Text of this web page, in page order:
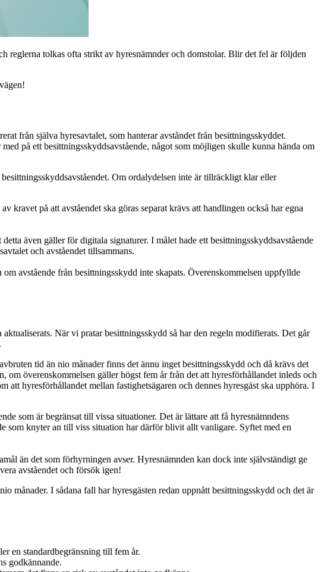
reglerna tolkas ofta strikt av hyresnämnder och domstolar. Blir det fel är följden
från själva hyresavtalet, som hanterar avståndet från besittningsskyddet.
på ett besittningsskyddsavstående, något som möjligen skulle kunna hända om
Om ordalydelsen inte är tillräckligt klar eller
kravet på att avståendet ska göras separat krävs att handlingen också har egna
även gäller för digitala signaturer. I målet hade ett besittningsskyddsavstående
och avståendet tillsammans.
avstående från besittningsskydd inte skapats. Överenskommelsen uppfyllde
När vi pratar besittningsskydd så har den regeln modifierats. Det går
tid än nio månader finns det ännu inget besittningsskydd och då krävs det
överenskommelsen gäller högst fem år från det att hyresförhållandet inleds och
att hyresförhållandet mellan fastighetsägaren och dennes hyresgäst ska upphöra. I
som är begränsat till vissa situationer. Det är lättare att få hyresnämndens
som knyter an till viss situation har därför blivit allt vanligare. Syftet med en
än det som förhyrningen avser. Hyresnämnden kan dock inte självständigt ge
avståendet och försök igen!
månader. I sådana fall har hyresgästen redan uppnått besittningsskydd och det är
en standardbegränsning till fem år.
godkännande.